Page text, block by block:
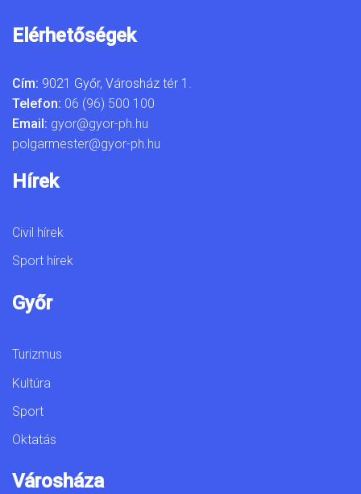
Elérhetőségek
Cím: 9021 Győr, Városház tér 1.
Telefon: 06 (96) 500 100
Email: gyor@gyor-ph.hu
polgarmester@gyor-ph.hu
Hírek
Civil hírek
Sport hírek
Győr
Turizmus
Kultúra
Sport
Oktatás
Városháza